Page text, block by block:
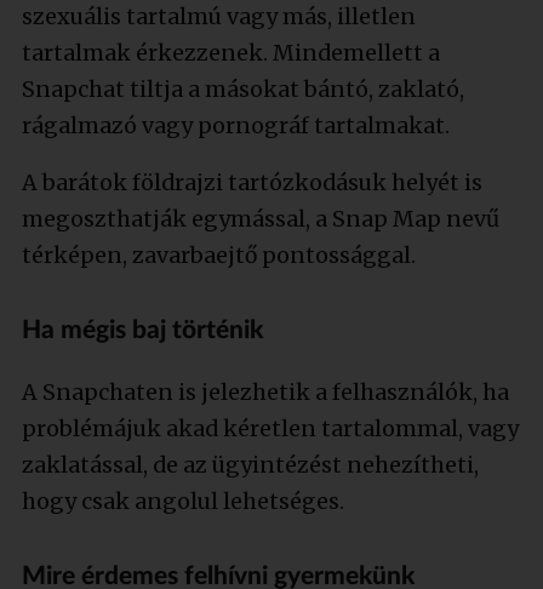
szexuális tartalmú vagy más, illetlen
tartalmak érkezzenek. Mindemellett a
Snapchat tiltja a másokat bántó, zaklató,
rágalmazó vagy pornográf tartalmakat.
A barátok földrajzi tartózkodásuk helyét is
megoszthatják egymással, a Snap Map nevű
térképen, zavarbaejtő pontossággal.
Ha mégis baj történik
A Snapchaten is jelezhetik a felhasználók, ha
problémájuk akad kéretlen tartalommal, vagy
zaklatással, de az ügyintézést nehezítheti,
hogy csak angolul lehetséges.
Mire érdemes felhívni gyermekünk